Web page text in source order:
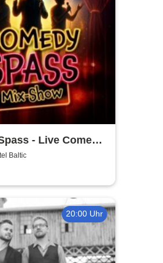
- Live Comedy
Baltic
20:00 Uhr